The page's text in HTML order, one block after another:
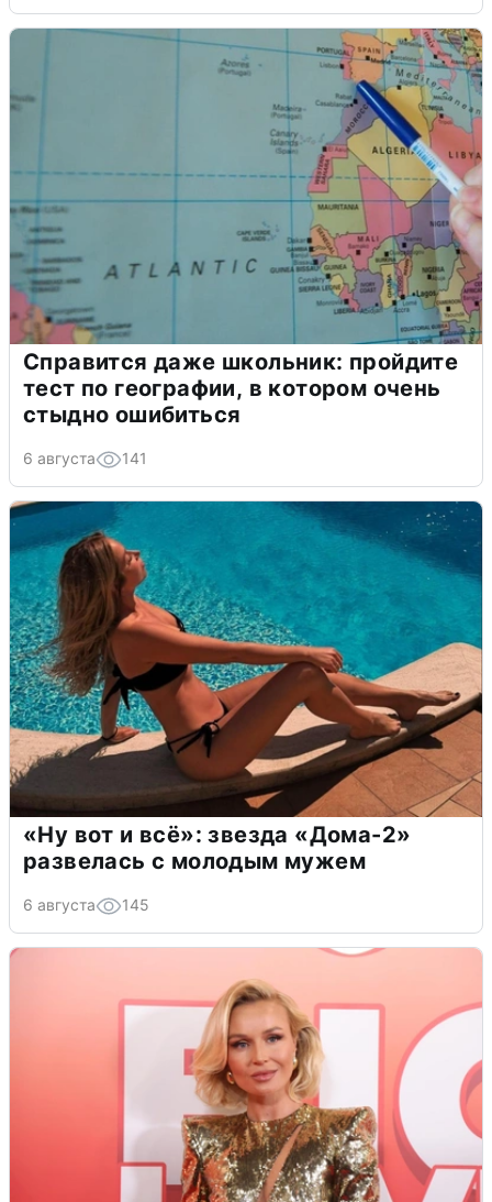
Справится даже школьник: пройдите
тест по географии, в котором очень
стыдно ошибиться
6 августа 141
«Ну вот и всё»: звезда «Дома-2»
развелась с молодым мужем
6 августа 145